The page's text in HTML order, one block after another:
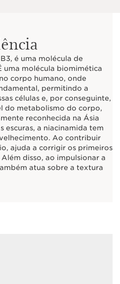
é uma molécula de
uma molécula biomimética
corpo humano, onde
permitindo a
células e, por conseguinte,
do metabolismo do corpo,
reconhecida na Ásia
escuras, a niacinamida tem
Ao contribuir
ajuda a corrigir os primeiros
disso, ao impulsionar a
atua sobre a textura